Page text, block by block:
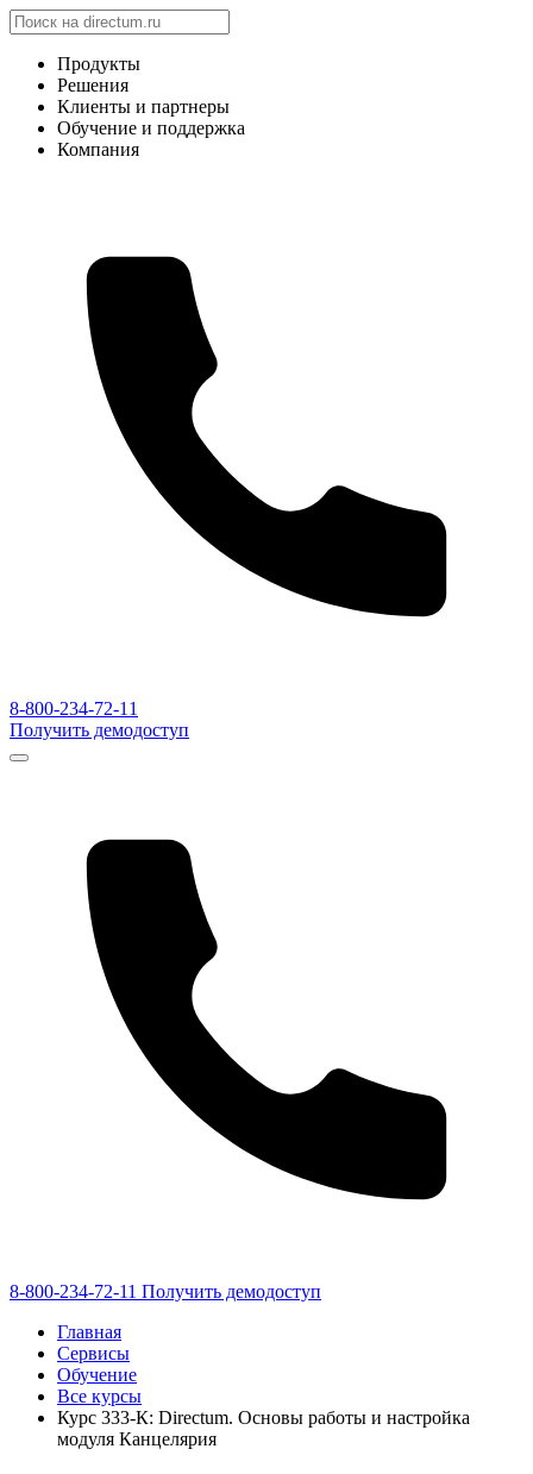
Продукты
Решения
Клиенты и партнеры
Обучение и поддержка
Компания
8-800-234-72-11
Получить демодоступ
8-800-234-72-11 Получить демодоступ
Главная
Сервисы
Обучение
Все курсы
Курс 333-К: Directum. Основы работы и настройка
модуля Канцелярия